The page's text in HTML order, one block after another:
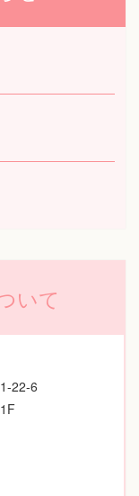
いて
22-6